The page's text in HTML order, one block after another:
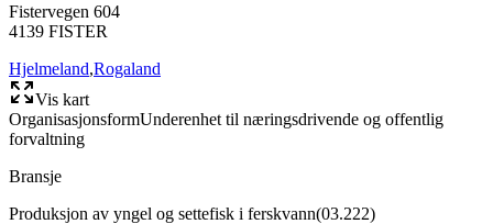
Fistervegen 604
4139 FISTER
Hjelmeland,Rogaland
Vis kart
OrganisasjonsformUnderenhet til næringsdrivende og offentlig
forvaltning
Bransje
Produksjon av yngel og settefisk i ferskvann(03.222)